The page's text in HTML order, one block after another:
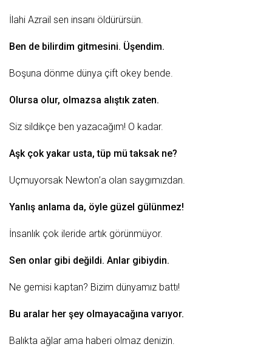
İlahi Azrail sen insanı öldürürsün.
Ben de bilirdim gitmesini. Üşendim.
Boşuna dönme dünya çift okey bende.
Olursa olur, olmazsa alıştık zaten.
Siz sildikçe ben yazacağım! O kadar.
Aşkçok yakar usta, tüp mü taksak ne?
Uçmuyorsak Newton’a olan saygımızdan.
Yanlış anlama da, öyle güzel gülünmez!
İnsanlık çok ileride artık görünmüyor.
Sen onlar gibi değildi. Anlar gibiydin.
Ne gemisi kaptan? Bizim dünyamız battı!
Bu aralar her şey olmayacağına varıyor.
Balıkta ağlar ama haberi olmaz denizin.